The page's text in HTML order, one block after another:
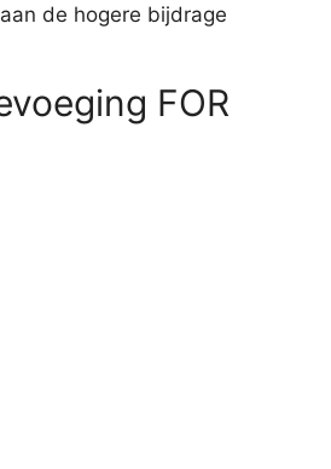
de hogere bijdrage
FOR